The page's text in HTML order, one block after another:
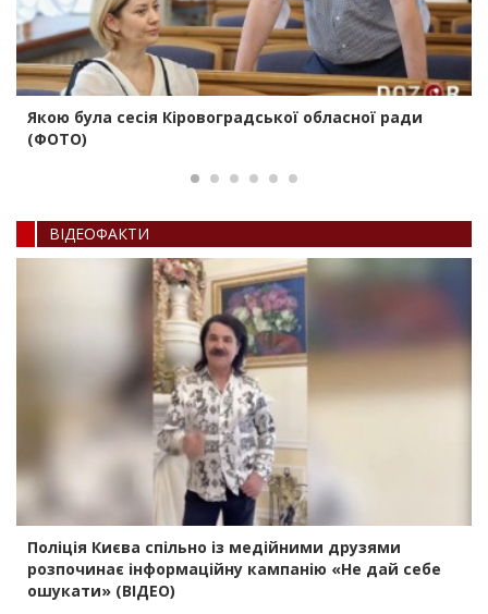
Якою була сесія Кіровоградської обласної ради
(ФОТО)
ВIДЕОФАКТИ
Поліція Києва спільно із медійними друзями
розпочинає інформаційну кампанію «Не дай себе
ошукати» (ВІДЕО)